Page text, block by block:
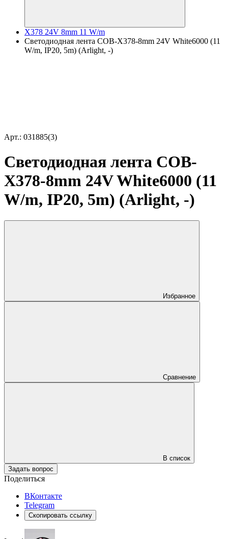
X378 24V 8mm 11 W/m
Светодиодная лента COB-X378-8mm 24V White6000 (11
W/m, IP20, 5m) (Arlight, -)
Арт.: 031885(3)
Светодиодная лента COB-
X378-8mm 24V White6000 (11
W/m, IP20, 5m) (Arlight, -)
Избранное
Сравнение
В список
Задать вопрос
Поделиться
ВКонтакте
Telegram
Скопировать ссылку